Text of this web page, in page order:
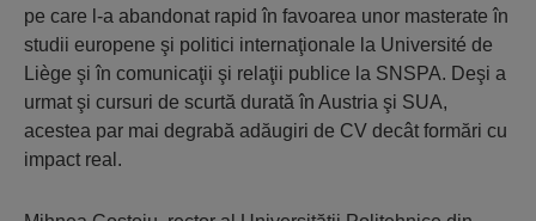
pe care l-a abandonat rapid în favoarea unor masterate în
studii europene şi politici internaţionale la Université de
Liège şi în comunicaţii şi relaţii publice la SNSPA. Deşi a
urmat şi cursuri de scurtă durată în Austria şi SUA,
acestea par mai degrabă adăugiri de CV decât formări cu
impact real.